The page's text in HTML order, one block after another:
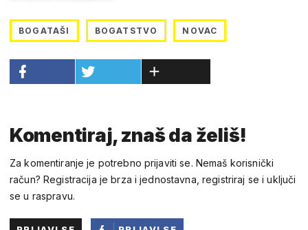
BOGATAŠI BOGATSTVO NOVAC
Komentiraj, znaš da želiš!
Za komentiranje je potrebno prijaviti se. Nemaš korisnički
račun? Registracija je brza i jednostavna, registriraj se i uključi
se u raspravu.